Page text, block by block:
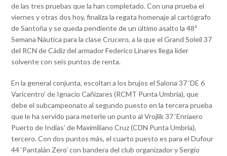
de las tres pruebas que la han completado. Con una prueba el
viernes y otras dos hoy, finaliza la regata homenaje al cartógrafo
de Santoña y se queda pendiente de un último asalto la 48ª
Semana Náutica para la clase Crucero, a la que el Grand Soleil 37
del RCN de Cádiz del armador Federico Linares llega líder
solvente con seis puntos de renta.
En la general conjunta, escoltan a los brujos el Salona 37 ‘DE 6
Varicentro’ de Ignacio Cañizares (RCMT Punta Umbría), que
debe el subcampeonato al segundo puesto en la tercera prueba
que le ha servido para meterle un punto al Vrojlik 37 ‘Enriaero
Puerto de Indias’ de Maximiliano Cruz (CDN Punta Umbría),
tercero. Con dos puntos más, el cuarto puesto es para el Dufour
44 ‘Pantalán Zero’ con bandera del club organizador y Sergio